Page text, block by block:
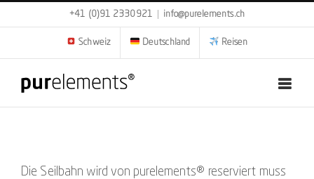
Inhalt
+41 (0)91 2330921 info@purelements.ch
Schweiz Deutschland Reisen
Die Seilbahn wird von purelements® reserviert muss